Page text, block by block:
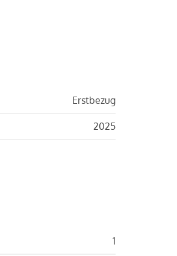
Erstbezug
2025
1